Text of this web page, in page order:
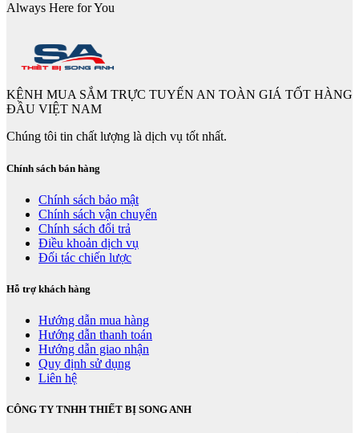
Always Here for You
KÊNH MUA SẮM TRỰC TUYẾN AN TOÀN GIÁ TỐT HÀNG
ĐẦU VIỆT NAM
Chúng tôi tin chất lượng là dịch vụ tốt nhất.
Chính sách bán hàng
Chính sách bảo mật
Chính sách vận chuyển
Chính sách đổi trả
Điều khoản dịch vụ
Đối tác chiến lược
Hỗ trợ khách hàng
Hướng dẫn mua hàng
Hướng dẫn thanh toán
Hướng dẫn giao nhận
Quy định sử dụng
Liên hệ
CÔNG TY TNHH THIẾT BỊ SONG ANH